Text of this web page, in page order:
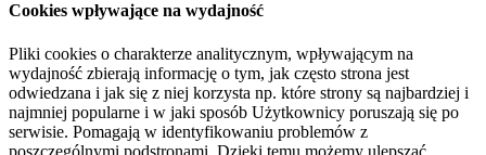
Cookies wpływające na wydajność
Pliki cookies o charakterze analitycznym, wpływającym na
wydajność zbierają informację o tym, jak często strona jest
odwiedzana i jak się z niej korzysta np. które strony są najbardziej i
najmniej popularne i w jaki sposób Użytkownicy poruszają się po
serwisie. Pomagają w identyfikowaniu problemów z
poszczególnymi podstronami. Dzięki temu możemy ulepszać